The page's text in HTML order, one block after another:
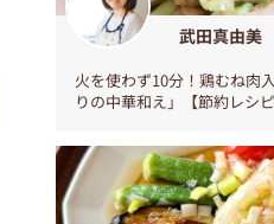
武田真由美
火を使わず10分！鶏むね肉
りの中華和え」【節約レシピ